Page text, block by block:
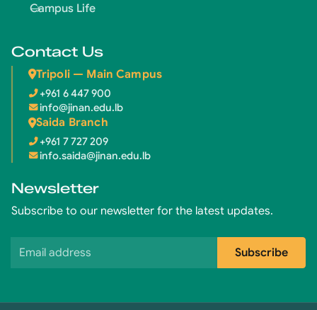
Campus Life
Contact Us
Tripoli — Main Campus
+961 6 447 900
info@jinan.edu.lb
Saida Branch
+961 7 727 209
info.saida@jinan.edu.lb
Newsletter
Subscribe to our newsletter for the latest updates.
Email address
Subscribe